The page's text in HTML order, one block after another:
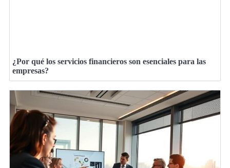
¿Por qué los servicios financieros son esenciales para las
empresas?